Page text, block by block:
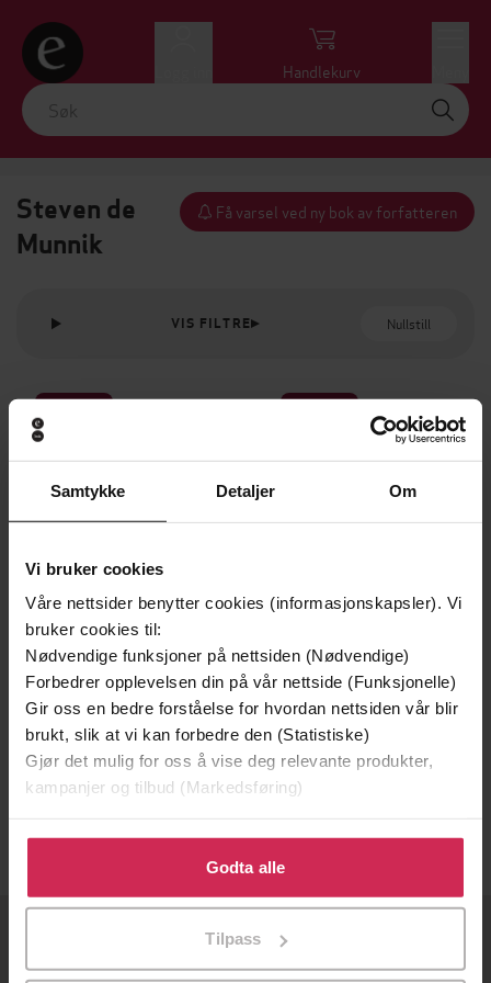
Samtykke Detaljer Om
Vi bruker cookies
Våre nettsider benytter cookies (informasjonskapsler). Vi
bruker cookies til:
Nødvendige funksjoner på nettsiden (Nødvendige)
Forbedrer opplevelsen din på vår nettside (Funksjonelle)
Gir oss en bedre forståelse for hvordan nettsiden vår blir
brukt, slik at vi kan forbedre den (Statistiske)
Gjør det mulig for oss å vise deg relevante produkter,
kampanjer og tilbud (Markedsføring)
Klikk på «Godta alle» for å gi oss ditt samtykke til å
bruke cookies for alle disse formålene. Du kan også
tilpasse ditt samtykke til spesifikke formål ved å klikke
Godta alle
Tilpass
Handlekurv
Steven de
Munnik
Få varsel ved ny bok av forfatteren
VIS FILTRE Nullstill
Premium
349,-
Mamma er rusmisbruker
Judith Blok
Premium
349,-
Mamma er rusmisbruker